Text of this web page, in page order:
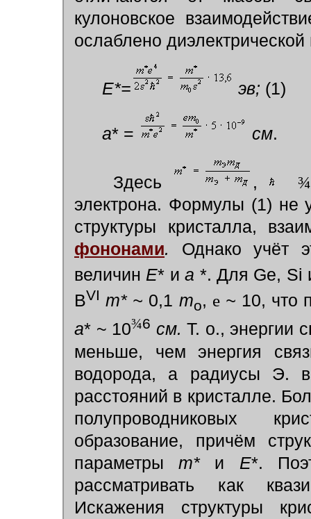
кулоновское
ослаблено
E*= эв; (1)
а* = см.
Здесь ,
¾
электрона. Формулы (1) не
структуры кристалла,
фононами.
Однако учёт
величин E* иа *. Для Ge, Si
BVI m* ~ 0,1 то, e~ 10, что
а* ~ 10¾6 см. Т. о., энергии
меньше, чем энергия
водорода, а радиусы Э.
расстояний в кристалле.
полупроводниковых
образование, причём
параметрыm*и E*.
рассматривать как
Искажения структуры